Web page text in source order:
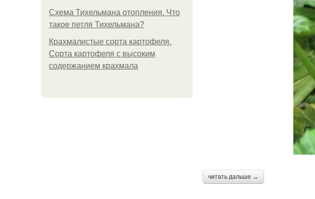
Схема Тихельмана отопления. Что
такое петля Тихельмана?
Крахмалистые сорта картофеля.
Сорта картофеля с высоким
содержанием крахмала
читать дальше →